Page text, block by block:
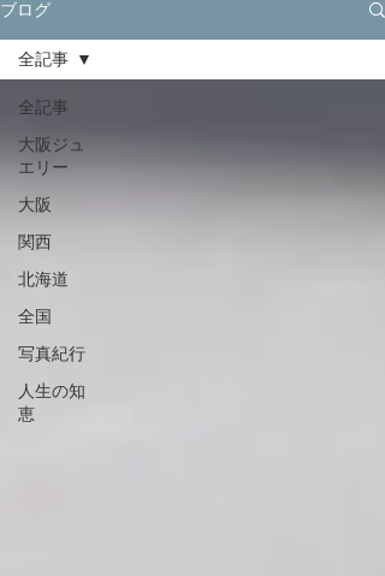
ブログ
全記事
大阪ジュ
エリー
大阪
関西
北海道
全国
写真紀行
人生の知
恵
全記事